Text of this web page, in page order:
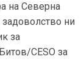
на Северна
ни
за
CESO за